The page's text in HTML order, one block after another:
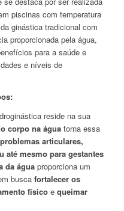
piscinas com temperatura
ginástica tradicional com
proporcionada pela água,
para a saúde e
e níveis de
reside na sua
corpo na águatorna essa
articulares,
até mesmo para gestantes
da águaproporciona um
busca fortalecer os
físicoe queimar